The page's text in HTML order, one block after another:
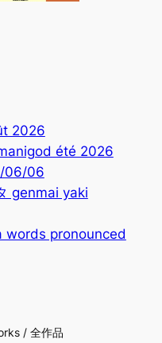
2026
été 2026
06/06
genmai yaki
words pronounced
/ 全作品